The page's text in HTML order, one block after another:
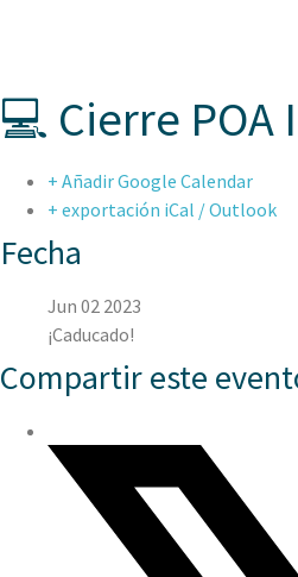
💻 Cierre POA
+ Añadir Google Calendar
+ exportación iCal / Outlook
Fecha
Jun 02 2023
¡Caducado!
Compartir este